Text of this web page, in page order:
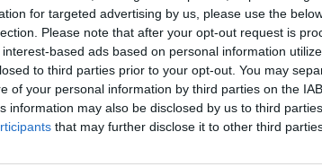
for targeted advertising by us, please use the
Please note that after your opt-out request is
based ads based on personal information
to third parties prior to your opt-out. You may
of your personal information by third parties on the
information may also be disclosed by us to third
that may further disclose it to other third